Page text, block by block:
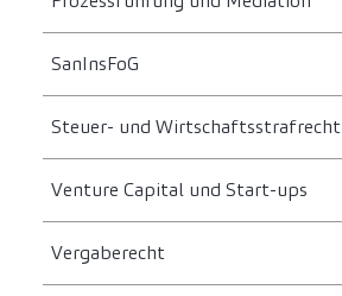
SanInsFoG
Steuer- und Wirtschaftsstrafrecht
Venture Capital und Start-ups
Vergaberecht